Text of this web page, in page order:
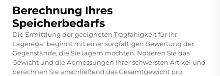
Berechnung Ihres
Speicherbedarfs
Die Ermittlung der geeigneten Tragfähigkeit für Ihr
Lageregal beginnt mit einer sorgfältigen Bewertung der
Gegenstände, die Sie lagern möchten. Notieren Sie das
Gewicht und die Abmessungen Ihrer schwersten Artikel und
berechnen Sie anschließend das Gesamtgewicht pro